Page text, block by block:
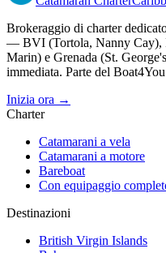
Brokeraggio di charter
— BVI (Tortola, Nanny Cay),
Marin) e Grenada (St.
immediata. Parte del
Inizia ora →
Charter
Catamarani a vela
Catamarani a motore
Bareboat
Con equipaggio
Destinazioni
British Virgin Islands